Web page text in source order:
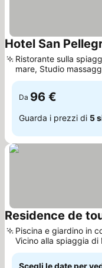
Hotel San
Ristorante sulla
mare, Studio
Da 96 €
Guarda i prezzi di 5
Residence de
Piscina e giardino in
Vicino alla spiaggia di
Plage
Scegli le date per